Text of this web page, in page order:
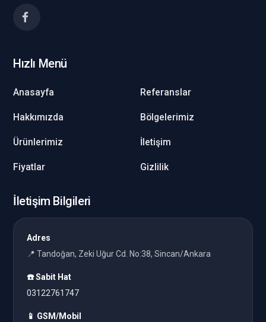
Hızlı Menü
Anasayfa
Hakkımızda
Ürünlerimiz
Fiyatlar
Referanslar
Bölgelerimiz
İletişim
Gizlilik
İletişim Bilgileri
Adres
📍 Tandoğan, Zeki Uğur Cd. No:38, Sincan/Ankara
☎️ Sabit Hat
03122761747
📱 GSM/Mobil